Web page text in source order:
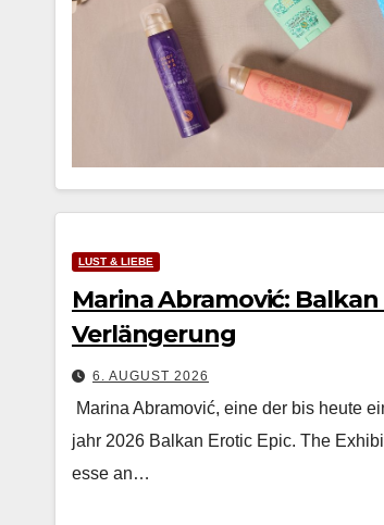
LUST & LIEBE
Marina Abramović:
Verlängerung
6. AUGUST 2026
Mari­na Abramović, eine der bis heute
jahr 2026 Balkan Erot­ic Epic. The
esse an…